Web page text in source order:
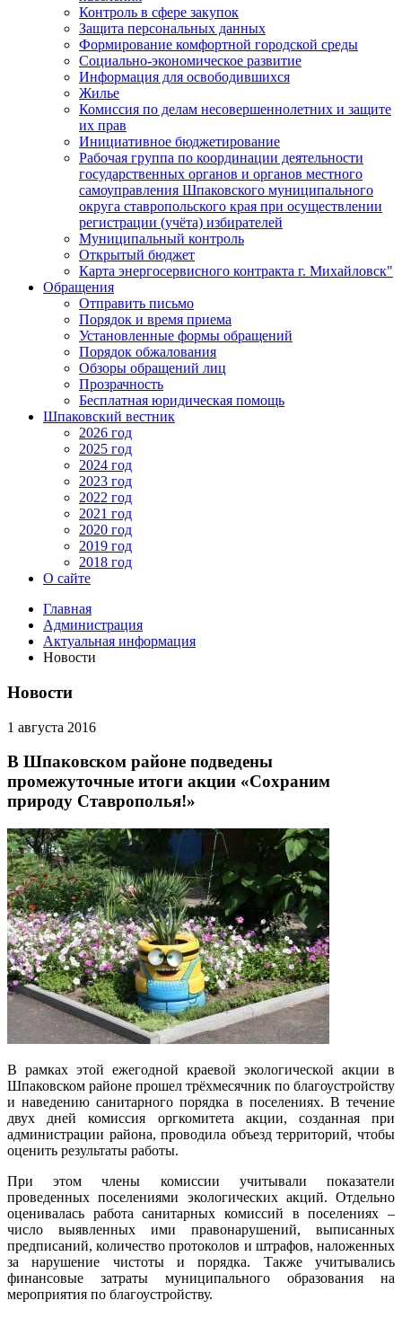
Контроль в сфере закупок
Защита персональных данных
Формирование комфортной городской среды
Социально-экономическое развитие
Информация для освободившихся
Жилье
Комиссия по делам несовершеннолетних и защите
их прав
Инициативное бюджетирование
Рабочая группа по координации деятельности
государственных органов и органов местного
самоуправления Шпаковского муниципального
округа ставропольского края при осуществлении
регистрации (учёта) избирателей
Муниципальный контроль
Открытый бюджет
Карта энергосервисного контракта г. Михайловск"
Обращения
Отправить письмо
Порядок и время приема
Установленные формы обращений
Порядок обжалования
Обзоры обращений лиц
Прозрачность
Бесплатная юридическая помощь
Шпаковский вестник
2026 год
2025 год
2024 год
2023 год
2022 год
2021 год
2020 год
2019 год
2018 год
О сайте
Главная
Администрация
Актуальная информация
Новости
Новости
1 августа 2016
В Шпаковском районе подведены
промежуточные итоги акции «Сохраним
природу Ставрополья!»
В рамках этой ежегодной краевой экологической акции в
Шпаковском районе прошел трёхмесячник по благоустройству
и наведению санитарного порядка в поселениях. В течение
двух дней комиссия оргкомитета акции, созданная при
администрации района, проводила объезд территорий, чтобы
оценить результаты работы.
При этом члены комиссии учитывали показатели
проведенных поселениями экологических акций. Отдельно
оценивалась работа санитарных комиссий в поселениях –
число выявленных ими правонарушений, выписанных
предписаний, количество протоколов и штрафов, наложенных
за нарушение чистоты и порядка. Также учитывались
финансовые затраты муниципального образования на
мероприятия по благоустройству.